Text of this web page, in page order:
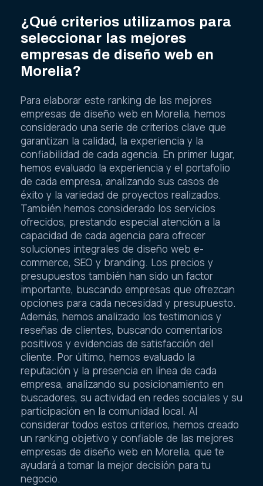
¿Qué criterios utilizamos para
seleccionar las mejores
empresas de diseño web en
Morelia?
Para elaborar este ranking de las mejores
empresas de diseño web en Morelia, hemos
considerado una serie de criterios clave que
garantizan la calidad, la experiencia y la
confiabilidad de cada agencia. En primer lugar,
hemos evaluado la experiencia y el portafolio
de cada empresa, analizando sus casos de
éxito y la variedad de proyectos realizados.
También hemos considerado los servicios
ofrecidos, prestando especial atención a la
capacidad de cada agencia para ofrecer
soluciones integrales de diseño web e-
commerce, SEO y branding. Los precios y
presupuestos también han sido un factor
importante, buscando empresas que ofrezcan
opciones para cada necesidad y presupuesto.
Además, hemos analizado los testimonios y
reseñas de clientes, buscando comentarios
positivos y evidencias de satisfacción del
cliente. Por último, hemos evaluado la
reputación y la presencia en línea de cada
empresa, analizando su posicionamiento en
buscadores, su actividad en redes sociales y su
participación en la comunidad local. Al
considerar todos estos criterios, hemos creado
un ranking objetivo y confiable de las mejores
empresas de diseño web en Morelia, que te
ayudará a tomar la mejor decisión para tu
negocio.